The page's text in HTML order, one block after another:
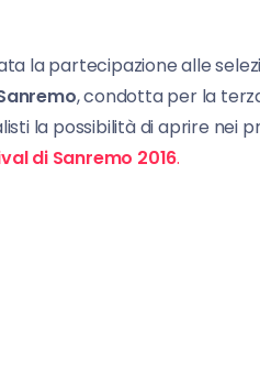
la partecipazione alle
, condotta per la
la possibilità di aprire nei
di Sanremo 2016.